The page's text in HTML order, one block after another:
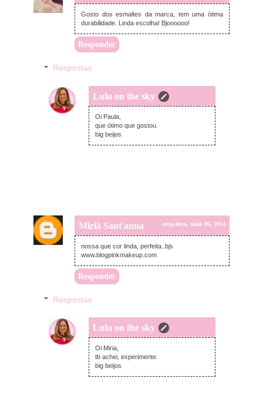
Gosto dos esmaltes da marca, tem uma ótima
durabilidade. Linda escolha! Bjoooooo!
Responder
Respostas
Lulu on the sky
terça-feira, maio 06, 2014
Oi Paula,
que ótimo que gostou.
big beijos
Miriã Sant'anna terça-feira, maio 06, 2014
nossa que cor linda, perfeita..bjs
www.blogpinkmakeup.com
Responder
Respostas
Lulu on the sky
terça-feira, maio 06, 2014
Oi Miria,
tb achei, experimente.
big beijos